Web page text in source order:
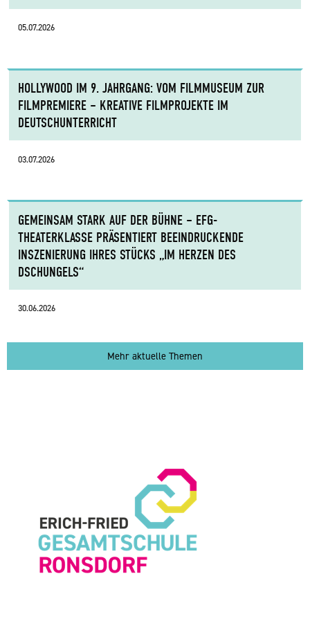
05.07.2026
HOLLYWOOD IM 9. JAHRGANG: VOM FILMMUSEUM ZUR
FILMPREMIERE – KREATIVE FILMPROJEKTE IM
DEUTSCHUNTERRICHT
03.07.2026
GEMEINSAM STARK AUF DER BÜHNE – EFG-
THEATERKLASSE PRÄSENTIERT BEEINDRUCKENDE
INSZENIERUNG IHRES STÜCKS „IM HERZEN DES
DSCHUNGELS“
30.06.2026
Mehr aktuelle Themen